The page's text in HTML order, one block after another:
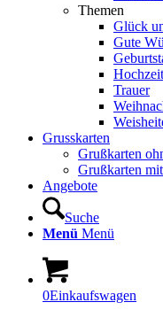
Themen
Glück
Gute
Hochzeit
Trauer
Grusskarten
Grußkarten
Grußkarten
Angebote
Suche
Menü Menü
0Einkaufswagen